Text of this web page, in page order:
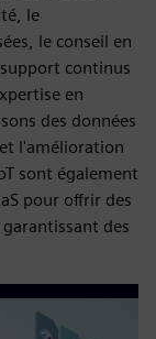
le
le conseil en
continus
en
des données
l'amélioration
sont également
pour offrir des
des